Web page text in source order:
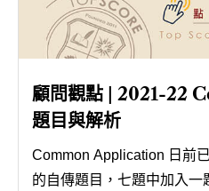
顧問觀點 | 2021-22
題目與解析
Common Application 日前
的自傳題目，七題中加入